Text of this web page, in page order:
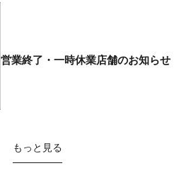
営業終了・一時休業店舗のお知らせ
もっと見る